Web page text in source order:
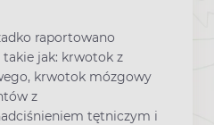
raportowano
jak: krwotok z
krwotok mózgowy
z
tętniczym i